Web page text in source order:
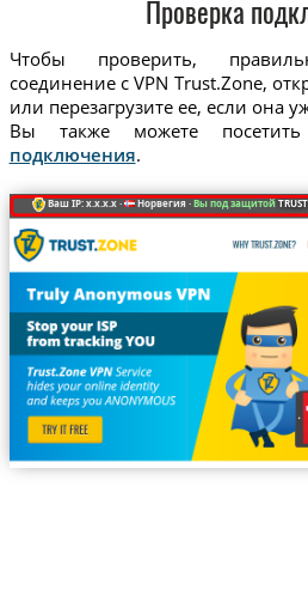
Проверка
Чтобы проверить,
соединение с VPN Trust.Zone,
или перезагрузите ее, если она
Вы также можете
подключения.
Ваш IP: x.x.x.x · Норвегия ·Вы под защитойTRUST